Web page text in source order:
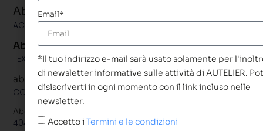
Abcd
ACCENT #2/NAV MENU
Abcd
TEXT #2 BIG
abcd
COPYRIGHT TEXT/PERSON TITLE
Abcd
404 TITLE
Email*
*Il tuo indirizzo e-mail sarà usato solamente per
di newsletter informative sulle attività di AUTELIER.
disiscriverti in ogni momento con il link incluso nelle
newsletter.
Accetto iTermini e le condizioni